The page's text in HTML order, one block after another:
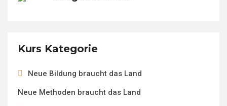
Kurs Kategorie
Neue Bildung braucht das Land
Neue Methoden braucht das Land